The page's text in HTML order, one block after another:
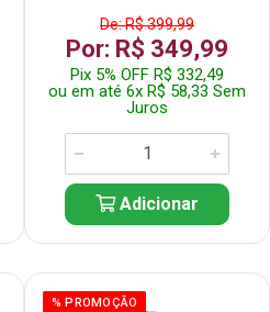
De: R$ 399,99
Por: R$ 349,99
Pix 5% OFF R$ 332,49
ou em até 6x R$ 58,33 Sem
Juros
Adicionar
% PROMOÇÃO